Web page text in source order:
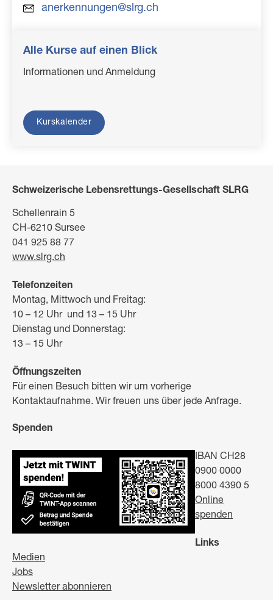
anerkennungen@slrg.ch
Alle Kurse auf einen Blick
Informationen und Anmeldung
Kurskalender
Schweizerische Lebensrettungs-Gesellschaft SLRG
Schellenrain 5
CH-6210 Sursee
041 925 88 77
www.slrg.ch
Telefonzeiten
Montag, Mittwoch und Freitag:
10 – 12 Uhr und 13 – 15 Uhr
Dienstag und Donnerstag:
13 – 15 Uhr
Öffnungszeiten
Für einen Besuch bitten wir um vorherige
Kontaktaufnahme. Wir freuen uns über jede Anfrage.
Spenden
IBAN CH28
0900 0000
8000 4390 5
Online
spenden
Links
Medien
Jobs
Newsletter abonnieren